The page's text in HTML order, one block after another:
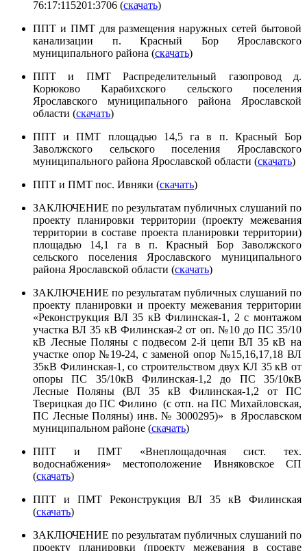
76:17:115201:3706 (скачать)
ППТ и ПМТ для размещения наружных сетей бытовой
канализации п. Красный Бор Ярославского
муниципального района (скачать)
ППТ и ПМТ Распределительный газопровод д.
Корюково Карабихского сельского поселения
Ярославского муниципального района Ярославской
области (скачать)
ППТ и ПМТ площадью 14,5 га в п. Красный Бор
Заволжского сельского поселения Ярославского
муниципального района Ярославской области (скачать)
ППТ и ПМТ пос. Ивняки (скачать)
ЗАКЛЮЧЕНИЕ по результатам публичных слушаний по
проекту планировки территории (проекту межевания
территории в составе проекта планировки территории)
площадью 14,1 га в п. Красный Бор Заволжского
сельского поселения Ярославского муниципального
района Ярославской области (скачать)
ЗАКЛЮЧЕНИЕ по результатам публичных слушаний по
проекту планировки и проекту межевания территории
«Реконструкция ВЛ 35 кВ Филинская-1, 2 с монтажом
участка ВЛ 35 кВ Филинская-2 от оп. №10 до ПС 35/10
кВ Лесные Поляны с подвесом 2-й цепи ВЛ 35 кВ на
участке опор №19-24, с заменой опор №15,16,17,18 ВЛ
35кВ Филинская-1, со строительством двух КЛ 35 кВ от
опоры ПС 35/10кВ Филинская-1,2 до ПС 35/10кВ
Лесные Поляны (ВЛ 35 кВ Филинская-1,2 от ПС
Тверицкая до ПС Филино (с отп. на ПС Михайловская,
ПС Лесные Поляны) инв. № 3000295)» в Ярославском
муниципальном районе (скачать)
ППТ и ПМТ «Внеплощадочная сист. тех.
водоснабжения» местоположение Ивняковское СП
(скачать)
ППТ и ПМТ Реконструкция ВЛ 35 кВ Филинская
(скачать)
ЗАКЛЮЧЕНИЕ по результатам публичных слушаний по
проекту планировки (проекту межевания в составе